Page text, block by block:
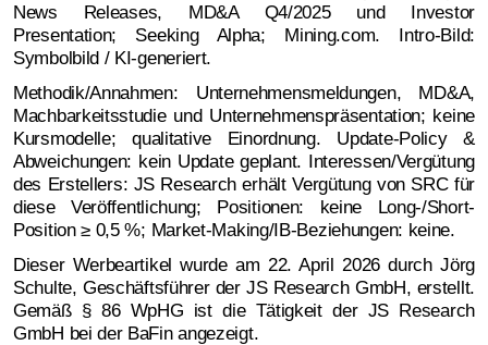
News Releases, MD&A Q4/2025 und Investor
Presentation; Seeking Alpha; Mining.com. Intro-Bild:
Symbolbild / KI-generiert.
Methodik/Annahmen: Unternehmensmeldungen, MD&A,
Machbarkeitsstudie und Unternehmenspräsentation; keine
Kursmodelle; qualitative Einordnung. Update-Policy &
Abweichungen: kein Update geplant. Interessen/Vergütung
des Erstellers: JS Research erhält Vergütung von SRC für
diese Veröffentlichung; Positionen: keine Long-/Short-
Position ≥ 0,5 %; Market-Making/IB-Beziehungen: keine.
Dieser Werbeartikel wurde am 22. April 2026 durch Jörg
Schulte, Geschäftsführer der JS Research GmbH, erstellt.
Gemäß § 86 WpHG ist die Tätigkeit der JS Research
GmbH bei der BaFin angezeigt.